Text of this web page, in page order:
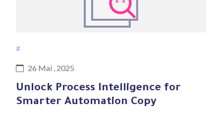
#
26 Mai , 2025
Unlock Process Intelligence for
Smarter Automation Copy